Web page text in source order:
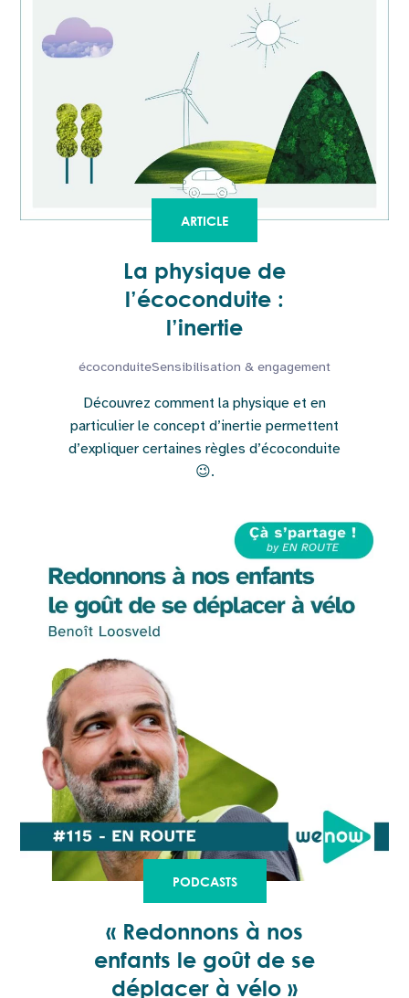
ARTICLE
La physique de
l’écoconduite :
l’inertie
écoconduiteSensibilisation & engagement
Découvrez comment la physique et en
particulier le concept d’inertie permettent
d’expliquer certaines règles d’écoconduite
😉.
PODCASTS
« Redonnons à nos
enfants le goût de se
déplacer à vélo »